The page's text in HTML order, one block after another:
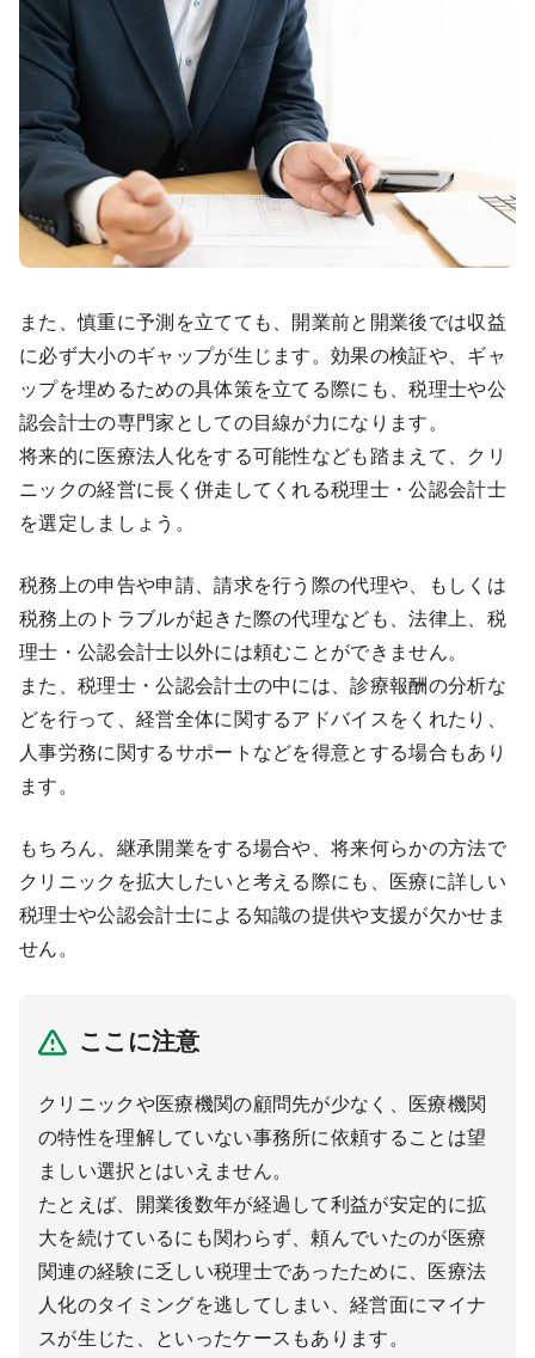
また、慎重に予測を立てても、開業前と開業後では収益
に必ず大小のギャップが生じます。効果の検証や、ギャ
ップを埋めるための具体策を立てる際にも、税理士や公
認会計士の専門家としての目線が力になります。
将来的に医療法人化をする可能性なども踏まえて、クリ
ニックの経営に長く併走してくれる税理士・公認会計士
を選定しましょう。
税務上の申告や申請、請求を行う際の代理や、もしくは
税務上のトラブルが起きた際の代理なども、法律上、税
理士・公認会計士以外には頼むことができません。
また、税理士・公認会計士の中には、診療報酬の分析な
どを行って、経営全体に関するアドバイスをくれたり、
人事労務に関するサポートなどを得意とする場合もあり
ます。
もちろん、継承開業をする場合や、将来何らかの方法で
クリニックを拡大したいと考える際にも、医療に詳しい
税理士や公認会計士による知識の提供や支援が欠かせま
せん。
ここに注意
クリニックや医療機関の顧問先が少なく、医療機関
の特性を理解していない事務所に依頼することは望
ましい選択とはいえません。
たとえば、開業後数年が経過して利益が安定的に拡
大を続けているにも関わらず、頼んでいたのが医療
関連の経験に乏しい税理士であったために、医療法
人化のタイミングを逃してしまい、経営面にマイナ
スが生じた、といったケースもあります。